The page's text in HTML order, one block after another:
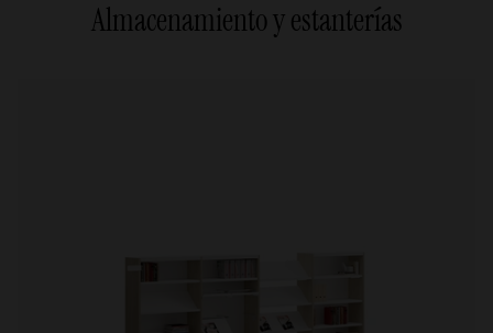
Almacenamiento y estanterías